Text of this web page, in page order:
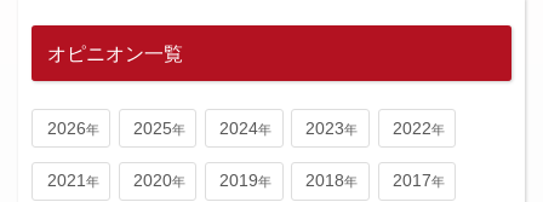
オピニオン一覧
2026 2025 2024 2023 2022
2021 2020 2019 2018 2017